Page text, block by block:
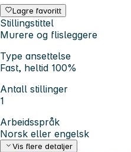
Lagre favoritt
Stillingstittel
Murere og flisleggere
Type ansettelse
Fast, heltid 100%
Antall stillinger
1
Arbeidsspråk
Norsk eller engelsk
Vis flere detaljer